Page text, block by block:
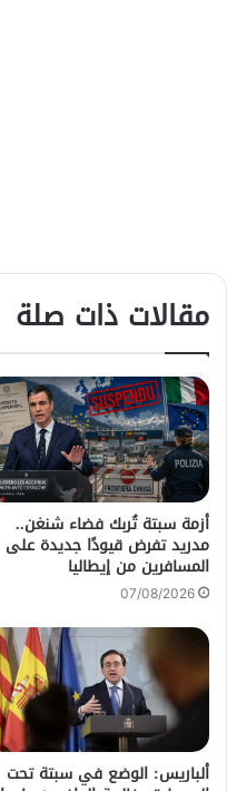
مقالات ذات صلة
أزمة سبتة تُربك فضاء شنغن..
مدريد تفرض قيودًا جديدة على
المسافرين من إيطاليا
07/08/2026
ألباريس: الوضع في سبتة تحت